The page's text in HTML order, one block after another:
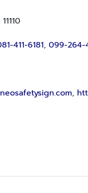
411-6181, 099-264-
,